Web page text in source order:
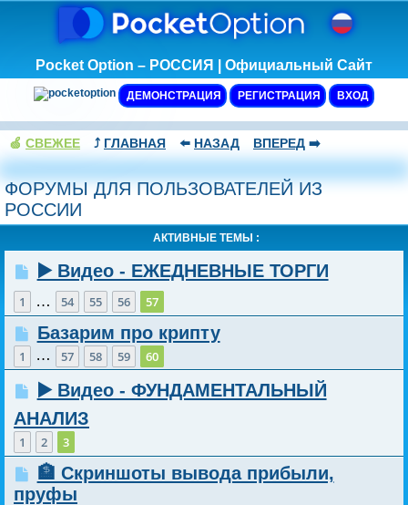
Pocket Option – РОССИЯ | Официальный Сайт
ДЕМОНСТРАЦИЯ РЕГИСТРАЦИЯ ВХОД
🍏 СВЕЖЕЕ ⤴️ ГЛАВНАЯ ⬅️ НАЗАД ВПЕРЕД ➡️
ФОРУМЫ ДЛЯ ПОЛЬЗОВАТЕЛЕЙ ИЗ
РОССИИ
АКТИВНЫЕ ТЕМЫ :
▶️ Видео - ЕЖЕДНЕВНЫЕ ТОРГИ
1 … 54 55 56 57
Базарим про крипту
1 … 57 58 59 60
▶️ Видео - ФУНДАМЕНТАЛЬНЫЙ
АНАЛИЗ
1 2 3
🏦 Скриншоты вывода прибыли,
пруфы